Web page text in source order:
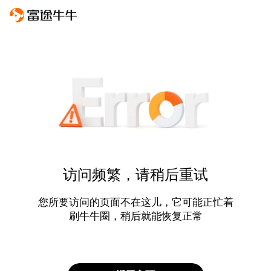
访问频繁，请稍后重试
您所要访问的页面不在这儿，它可能正忙着
刷牛牛圈，稍后就能恢复正常